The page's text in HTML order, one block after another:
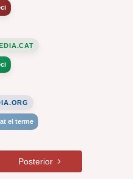
el terme
Posterior